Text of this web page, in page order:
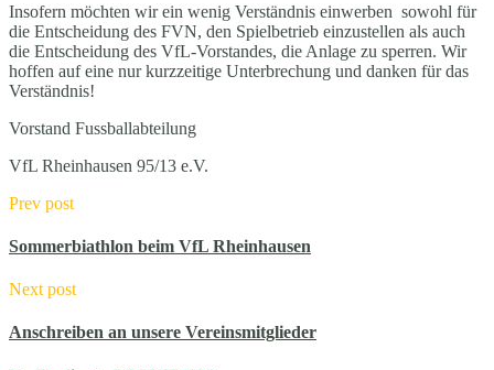
Insofern möchten wir ein wenig Verständnis einwerben sowohl für
die Entscheidung des FVN, den Spielbetrieb einzustellen als auch
die Entscheidung des VfL-Vorstandes, die Anlage zu sperren. Wir
hoffen auf eine nur kurzzeitige Unterbrechung und danken für das
Verständnis!
Vorstand Fussballabteilung
VfL Rheinhausen 95/13 e.V.
Prev post
Sommerbiathlon beim VfL Rheinhausen
Next post
Anschreiben an unsere Vereinsmitglieder